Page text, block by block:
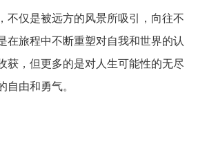
不仅是被远方的风景所吸引，向往不
在旅程中不断重塑对自我和世界的认
获，但更多的是对人生可能性的无尽
的自由和勇气。